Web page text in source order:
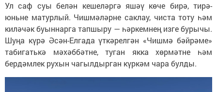
Ул саф суы белән кешеләргә яшәү көче бирә, тирә-
юньне матурлый. Чишмәләрне саклау, чиста тоту һәм
киләчәк буыннарга тапшыру — һәркемнең изге бурычы.
Шуңа күрә Әсән-Елгада үткәрелгән «Чишмә бәйрәме»
табигатькә мәхәббәтне, туган якка хөрмәтне һәм
бердәмлек рухын чагылдырган күркәм чара булды.